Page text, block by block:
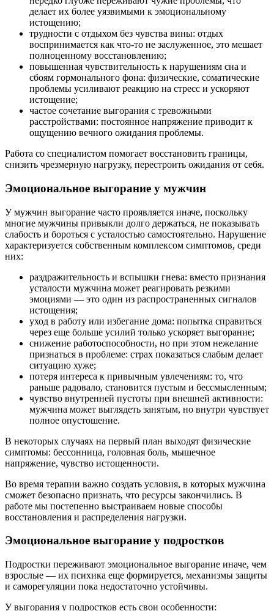
делает их более уязвимыми к эмоциональному
истощению;
трудности с отдыхом без чувства вины: отдых
воспринимается как что-то не заслуженное, это мешает
полноценному восстановлению;
повышенная чувствительность к нарушениям сна и
сбоям гормонального фона: физические, соматические
проблемы усиливают реакцию на стресс и ускоряют
истощение;
частое сочетание выгорания с тревожными
расстройствами: постоянное напряжение приводит к
ощущению вечного ожидания проблемы.
Работа со специалистом помогает восстановить границы,
снизить чрезмерную нагрузку, перестроить ожидания от себя.
Эмоциональное выгорание у мужчин
У мужчин выгорание часто проявляется иначе, поскольку
многие мужчины привыкли долго держаться, не показывать
слабость и бороться с усталостью самостоятельно. Нарушение
характеризуется собственным комплексом симптомов, среди
них:
раздражительность и вспышки гнева: вместо признания
усталости мужчина может реагировать резкими
эмоциями — это один из распространенных сигналов
истощения;
уход в работу или избегание дома: попытка справиться
через еще больше усилий только ускоряет выгорание;
снижение работоспособности, но при этом нежелание
признаться в проблеме: страх показаться слабым делает
ситуацию хуже;
потеря интереса к привычным увлечениям: то, что
раньше радовало, становится пустым и бессмысленным;
чувство внутренней пустоты при внешней активности:
мужчина может выглядеть занятым, но внутри чувствует
полное опустошение.
В некоторых случаях на первый план выходят физические
симптомы: бессонница, головная боль, мышечное
напряжение, чувство истощенности.
Во время терапии важно создать условия, в которых мужчина
сможет безопасно признать, что ресурсы закончились. В
работе мы постепенно выстраиваем новые способы
восстановления и распределения нагрузки.
Эмоциональное выгорание у подростков
Подростки переживают эмоциональное выгорание иначе, чем
взрослые — их психика еще формируется, механизмы защиты
и саморегуляции пока недостаточно устойчивы.
У выгорания у подростков есть свои особенности: